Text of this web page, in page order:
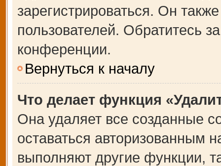
зарегистрироваться. Он
пользователей. Обратитесь
конференции.
Вернуться к началу
Что делает функция
Она удаляет все созданные
оставаться авторизованным
выполняют другие функции,